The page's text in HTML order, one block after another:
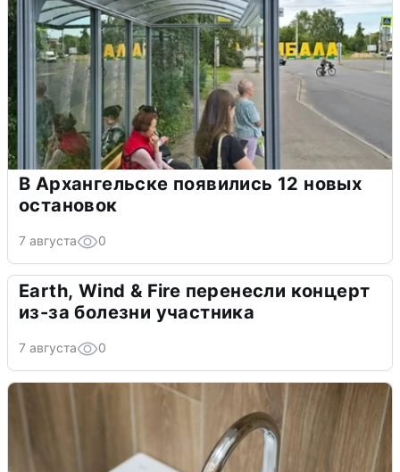
В Архангельске появились 12 новых
остановок
7 августа 0
Earth, Wind & Fire перенесли концерт
из-за болезни участника
7 августа 0